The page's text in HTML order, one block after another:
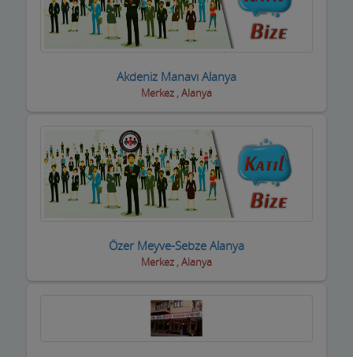
Muhasebeciler SMMM
Müzik Aletleri ve kursları
Öğrenci Yurtları
Okullar
Optik / Gözlük Firmaları
Organizasyon Hizmetleri
Organize Sanayi Bölgesi firmaları
Oto Aksesuar Firmaları
Akdeniz Manavı Alanya
Merkez , Alanya
Özer Meyve-Sebze Alanya
Merkez , Alanya